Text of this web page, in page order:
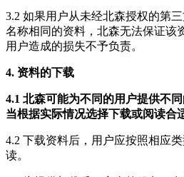
3.2 如果用户从未经北森授权的第
名称相同的资料，北森无法保证该
用户造成的损失不予负责。
4. 资料的下载
4.1 北森可能为不同的用户提供不
当根据实际情况选择下载或阅读合
4.2 下载资料后，用户应按照相应
读。